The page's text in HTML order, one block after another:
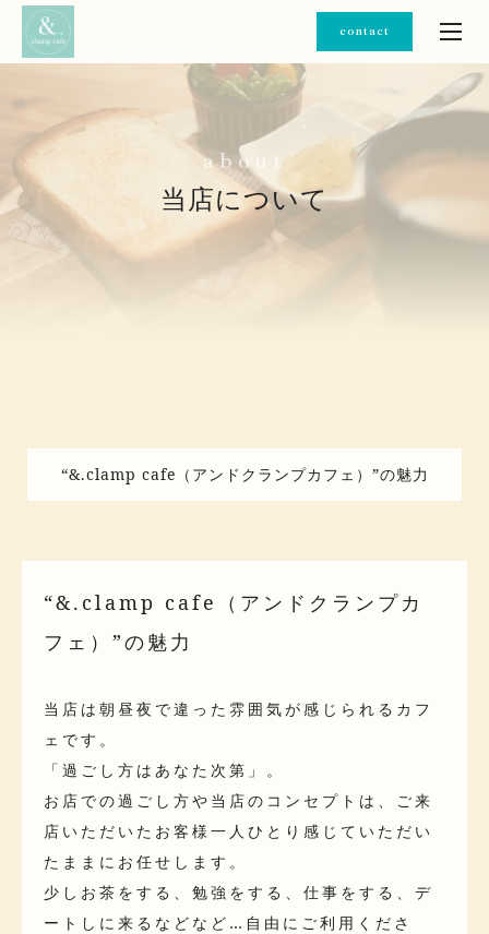
contact
当店について
abo u t
“&.clamp cafe（アンドクランプカフェ）”の魅力
“&.clamp cafe（アンドクランプカ
フェ）”の魅力
当店は朝昼夜で違った雰囲気が感じられるカフ
ェです。
「過ごし方はあなた次第」。
お店での過ごし方や当店のコンセプトは、ご来
店いただいたお客様一人ひとり感じていただい
たままにお任せします。
少しお茶をする、勉強をする、仕事をする、デ
ートしに来るなどなど…自由にご利用くださ